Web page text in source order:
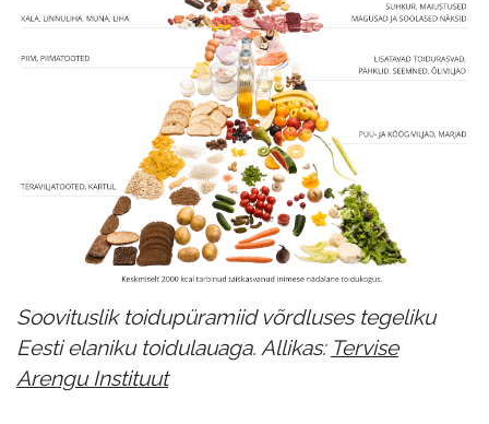
Soovituslik toidupüramiid võrdluses tegeliku
Eesti elaniku toidulauaga. Allikas: Tervise
Arengu Instituut